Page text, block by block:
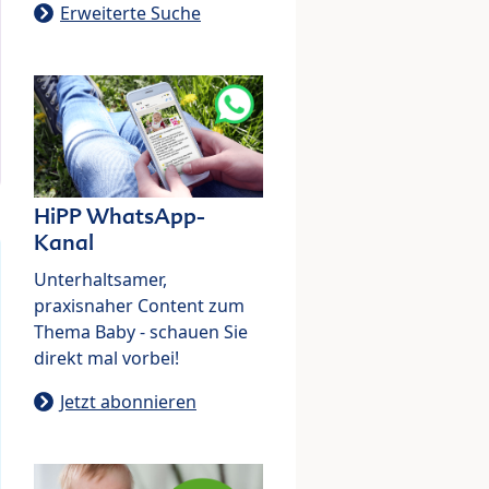
Erweiterte Suche
HiPP WhatsApp-
Kanal
Unterhaltsamer,
praxisnaher Content zum
Thema Baby - schauen Sie
direkt mal vorbei!
Jetzt abonnieren